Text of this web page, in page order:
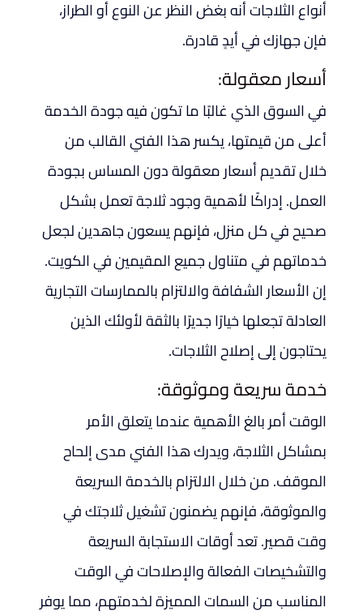
أنواع الثلاجات أنه بغض النظر عن النوع أو الطراز،
فإن جهازك في أيدٍ قادرة.
أسعار معقولة:
في السوق الذي غالبًا ما تكون فيه جودة الخدمة
أعلى من قيمتها، يكسر هذا الفني القالب من
خلال تقديم أسعار معقولة دون المساس بجودة
العمل. إدراكًا لأهمية وجود ثلاجة تعمل بشكل
صحيح في كل منزل، فإنهم يسعون جاهدين لجعل
خدماتهم في متناول جميع المقيمين في الكويت.
إن الأسعار الشفافة والالتزام بالممارسات التجارية
العادلة تجعلها خيارًا جديرًا بالثقة لأولئك الذين
يحتاجون إلى إصلاح الثلاجات.
خدمة سريعة وموثوقة:
الوقت أمر بالغ الأهمية عندما يتعلق الأمر
بمشاكل الثلاجة، ويدرك هذا الفني مدى إلحاح
الموقف. من خلال الالتزام بالخدمة السريعة
والموثوقة، فإنهم يضمنون تشغيل ثلاجتك في
وقت قصير. تعد أوقات الاستجابة السريعة
والتشخيصات الفعالة والإصلاحات في الوقت
المناسب من السمات المميزة لخدمتهم، مما يوفر